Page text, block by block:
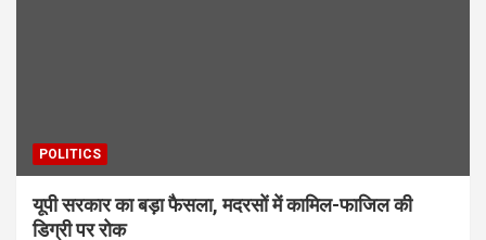
POLITICS
यूपी सरकार का बड़ा फैसला, मदरसों में कामिल-फाजिल की
डिग्री पर रोक